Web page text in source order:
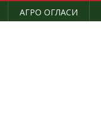
АГРО ОГЛАСИ